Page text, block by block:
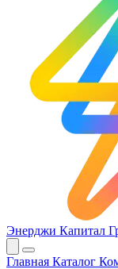
Энерджи Капитал
Главная Каталог